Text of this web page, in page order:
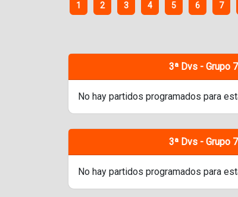
1 2 3 4 5 6 7
3ª Dvs - Grupo
No hay partidos programados para
3ª Dvs - Grupo
No hay partidos programados para